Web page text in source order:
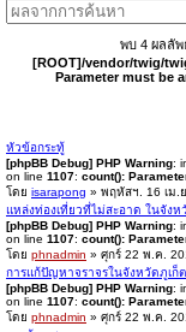
พบ 4 ผลลัพ
[ROOT]/vendor/twig/
Parameter must be
หัวข้อกระทู้
[phpBB Debug] PHP Warning:
on line 1107: count():
โดย isarapong » พฤหัสฯ. 16 เม.
แหล่งท่องเที่ยวที่ไม่สะอาด ในจังห
[phpBB Debug] PHP Warning:
on line 1107: count():
โดย phnadmin » ศุกร์ 22 พ.ค.
การแก้ปัญหาจราจรในจังหวัดภูเก็
[phpBB Debug] PHP Warning:
on line 1107: count():
โดย phnadmin » ศุกร์ 22 พ.ค.